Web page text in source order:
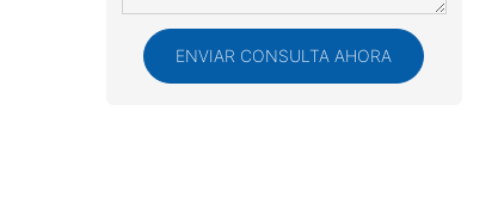
ENVIAR CONSULTA AHORA